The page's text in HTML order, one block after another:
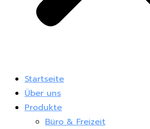
Startseite
Über uns
Produkte
Büro & Freizeit